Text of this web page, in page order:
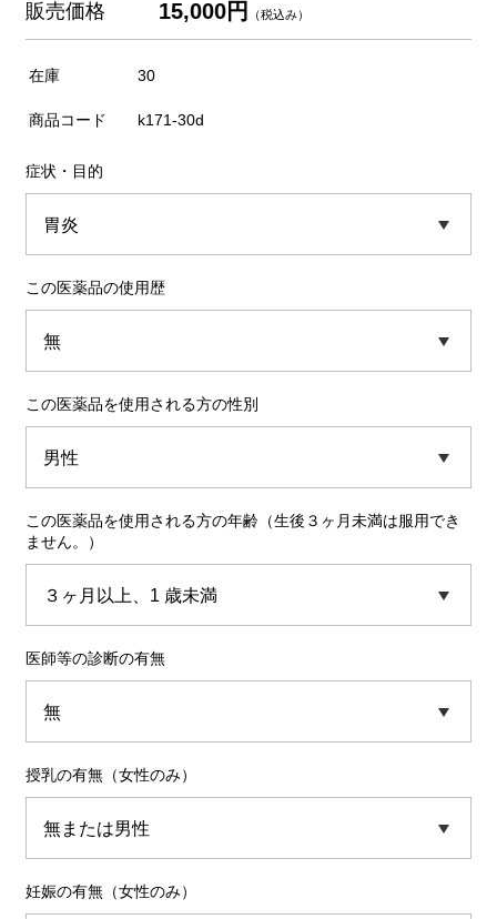
販売価格 15,000円 （税込み）
在庫 30
商品コード k171-30d
症状・目的
この医薬品の使用歴
この医薬品を使用される方の性別
この医薬品を使用される方の年齢（生後３ヶ月未満は服用でき
ません。）
医師等の診断の有無
授乳の有無（女性のみ）
妊娠の有無（女性のみ）